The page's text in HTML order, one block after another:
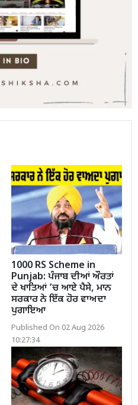
1000 RS Scheme in
Punjab: ਪੰਜਾਬ ਦੀਆਂ ਔਰਤਾਂ
ਦੇ ਖਾਤਿਆਂ ’ਚ ਆਏ ਪੈਸੇ, ਮਾਨ
ਸਰਕਾਰ ਨੇ ਇੱਕ ਹੋਰ ਵਾਅਦਾ
ਪੁਗਾਇਆ
Published On 02 Aug 2026
10:27:34